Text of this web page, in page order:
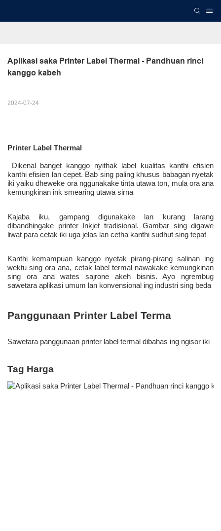
Aplikasi saka Printer Label Thermal - Pandhuan rinci
kanggo kabeh
2024-07-24
kanthi efisien lan cepet. Bab sing paling khusus babagan nyetak
iki yaiku dheweke ora nggunakake tinta utawa ton, mula ora ana
kemungkinan ink smearing utawa sirna
Kajaba iku, gampang digunakake lan kurang larang
dibandhingake printer Inkjet tradisional. Gambar sing digawe
liwat para cetak iki uga jelas lan cetha kanthi sudhut sing tepat
Kanthi kemampuan kanggo nyetak pirang-pirang salinan ing
wektu sing ora ana, cetak label termal nawakake kemungkinan
sing ora ana wates sajrone akeh bisnis. Ayo ngrembug
sawetara aplikasi umum lan konvensional ing industri sing beda